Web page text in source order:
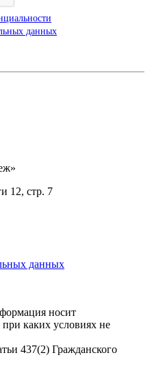
данных
12, стр. 7
данных
носит
каких условиях не
437(2) Гражданского